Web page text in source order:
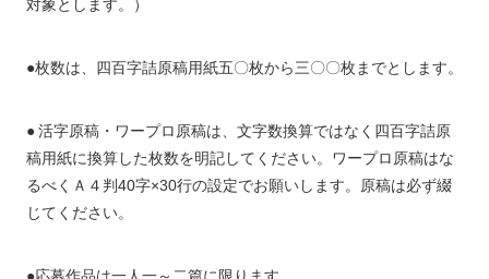
対象とします。）
●枚数は、四百字詰原稿用紙五〇枚から三〇〇枚までとします。
●活字原稿・ワープロ原稿は、文字数換算ではなく四百字詰原
稿用紙に換算した枚数を明記してください。ワープロ原稿はな
るべくＡ４判40字×30行の設定でお願いします。原稿は必ず綴
じてください。